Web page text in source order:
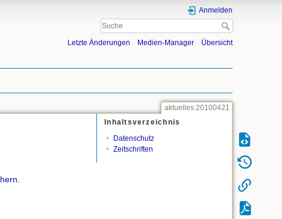
Anmelden
Letzte Änderungen Medien-Manager Übersicht
aktuelles:20100421
Inhaltsverzeichnis
Datenschutz
Zeitschriften